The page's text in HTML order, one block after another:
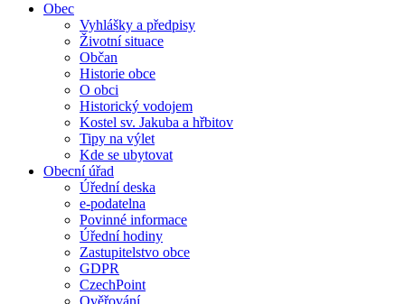
Obec
Vyhlášky a předpisy
Životní situace
Občan
Historie obce
O obci
Historický vodojem
Kostel sv. Jakuba a hřbitov
Tipy na výlet
Kde se ubytovat
Obecní úřad
Úřední deska
e-podatelna
Povinné informace
Úřední hodiny
Zastupitelstvo obce
GDPR
CzechPoint
Ověřování